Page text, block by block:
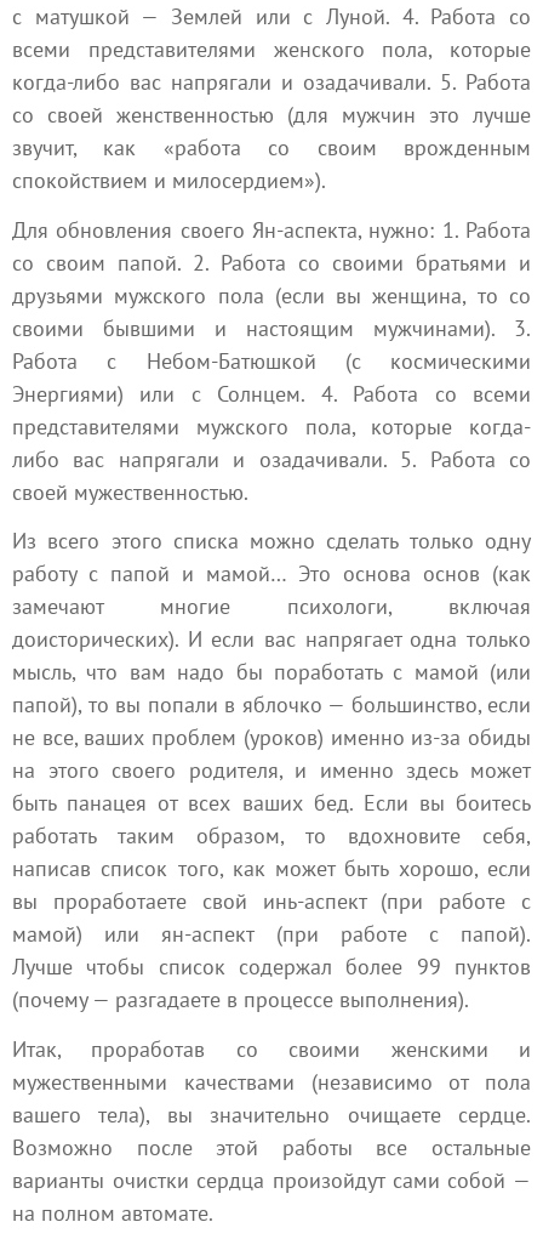
с матушкой — Землей или с Луной. 4. Работа со
всеми представителями женского пола, которые
когда-либо вас напрягали и озадачивали. 5. Работа
со своей женственностью (для мужчин это лучше
звучит, как «работа со своим врожденным
спокойствием и милосердием»).
Для обновления своего Ян-аспекта, нужно: 1. Работа
со своим папой. 2. Работа со своими братьями и
друзьями мужского пола (если вы женщина, то со
своими бывшими и настоящим мужчинами). 3.
Работа с Небом-Батюшкой (с космическими
Энергиями) или с Солнцем. 4. Работа со всеми
представителями мужского пола, которые когда-
либо вас напрягали и озадачивали. 5. Работа со
своей мужественностью.
Из всего этого списка можно сделать только одну
работу с папой и мамой… Это основа основ (как
замечают многие психологи, включая
доисторических). И если вас напрягает одна только
мысль, что вам надо бы поработать с мамой (или
папой), то вы попали в яблочко — большинство, если
не все, ваших проблем (уроков) именно из-за обиды
на этого своего родителя, и именно здесь может
быть панацея от всех ваших бед. Если вы боитесь
работать таким образом, то вдохновите себя,
написав список того, как может быть хорошо, если
вы проработаете свой инь-аспект (при работе с
мамой) или ян-аспект (при работе с папой).
Лучше чтобы список содержал более 99 пунктов
(почему — разгадаете в процессе выполнения).
Итак, проработав со своими женскими и
мужественными качествами (независимо от пола
вашего тела), вы значительно очищаете сердце.
Возможно после этой работы все остальные
варианты очистки сердца произойдут сами собой —
на полном автомате.